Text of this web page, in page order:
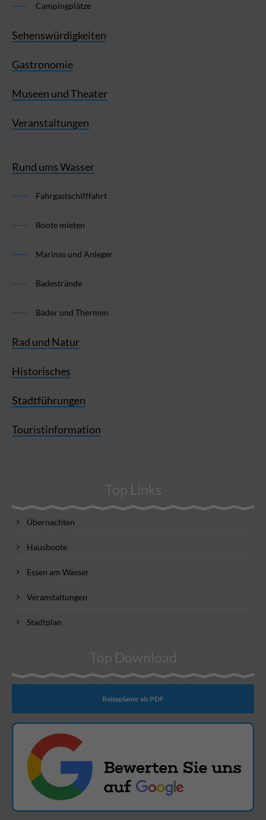
Campingplätze
Sehenswürdigkeiten
Gastronomie
Museen und Theater
Veranstaltungen
Rund ums Wasser
Fahrgastschifffahrt
Boote mieten
Marinas und Anleger
Badestrände
Bäder und Thermen
Rad und Natur
Historisches
Stadtführungen
Touristinformation
Top Links
Übernachten
Hausboote
Essen am Wasser
Veranstaltungen
Stadtplan
Top Download
Reiseplaner als PDF